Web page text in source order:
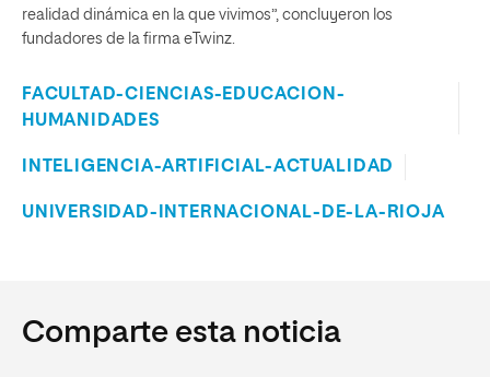
realidad dinámica en la que vivimos”, concluyeron los
fundadores de la firma eTwinz.
FACULTAD-CIENCIAS-EDUCACION-
HUMANIDADES
INTELIGENCIA-ARTIFICIAL-ACTUALIDAD
UNIVERSIDAD-INTERNACIONAL-DE-LA-RIOJA
Comparte esta noticia